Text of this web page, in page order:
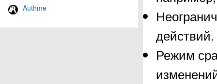
Authme
действий.
Режим